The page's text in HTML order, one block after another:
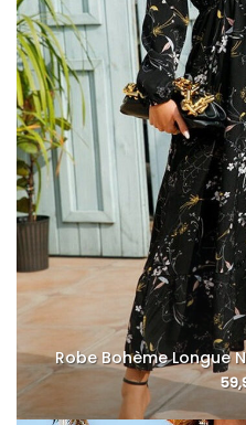
Robe Bohème Longue